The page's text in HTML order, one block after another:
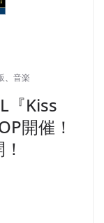
音楽
『Kiss
開催！